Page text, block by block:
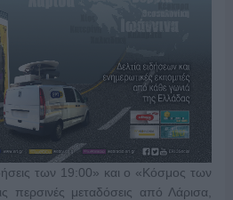
των 19:00» και ο «Κόσμος των
περσινές μεταδόσεις από Λάρισα,